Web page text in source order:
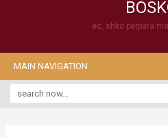
ec, shko përpara
MAIN NAVIGATION